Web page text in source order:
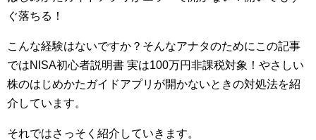
ぐ落ちる！
こんな経験はないですか？そんなアナタのためにこの記事
ではNISA初心者説明書 実は100万円非課税対象！やさしい
株のはじめかたガイドアプリが開かないときの対処法を紹
介しています。
それではさっそく紹介していきます。